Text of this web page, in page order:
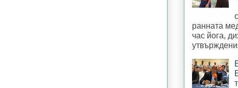
ранната
час йога,